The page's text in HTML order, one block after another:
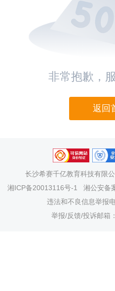
非常抱歉，
返回
长沙希赛千亿教育科技有限公
湘ICP备20013116号-1
湘公安备
违法和不良信息举报
举报/反馈/投诉邮箱